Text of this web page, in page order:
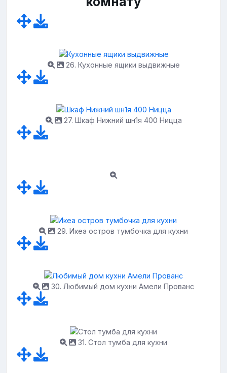
26. Кухонные ящики выдвижные
27. Шкаф Нижний шн1я 400 Ницца
29. Икеа остров тумбочка для кухни
30. Любимый дом кухни Амели Прованс
31. Стол тумба для кухни